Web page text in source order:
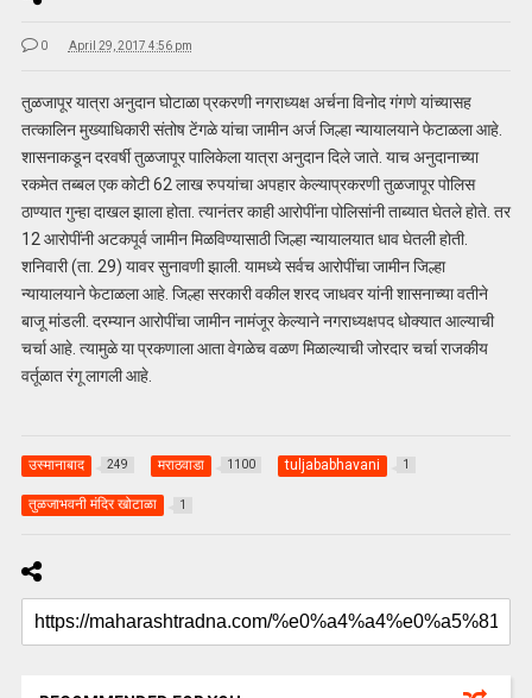
0 April 29, 2017 4:56 pm
तुळजापूर यात्रा अनुदान घोटाळा प्रकरणी नगराध्यक्ष अर्चना विनोद गंगणे यांच्यासह
तत्कालिन मुख्याधिकारी संतोष टेंगळे यांचा जामीन अर्ज जिल्हा न्यायालयाने फेटाळला आहे.
शासनाकडून दरवर्षी तुळजापूर पालिकेला यात्रा अनुदान दिले जाते. याच अनुदानाच्या
रकमेत तब्बल एक कोटी 62 लाख रुपयांचा अपहार केल्याप्रकरणी तुळजापूर पोलिस
ठाण्यात गुन्हा दाखल झाला होता. त्यानंतर काही आरोपींना पोलिसांनी ताब्यात घेतले होते. तर
12 आरोपींनी अटकपूर्व जामीन मिळविण्यासाठी जिल्हा न्यायालयात धाव घेतली होती.
शनिवारी (ता. 29) यावर सुनावणी झाली. यामध्ये सर्वच आरोपींचा जामीन जिल्हा
न्यायालयाने फेटाळला आहे. जिल्हा सरकारी वकील शरद जाधवर यांनी शासनाच्या वतीने
बाजू मांडली. दरम्यान आरोपींचा जामीन नामंजूर केल्याने नगराध्यक्षपद धोक्यात आल्याची
चर्चा आहे. त्यामुळे या प्रकणाला आता वेगळेच वळण मिळाल्याची जोरदार चर्चा राजकीय
वर्तूळात रंगू लागली आहे.
उस्मानाबाद 249 मराठवाडा 1100 tuljababhavani 1
तुळजाभवनी मंदिर खोटाळा 1